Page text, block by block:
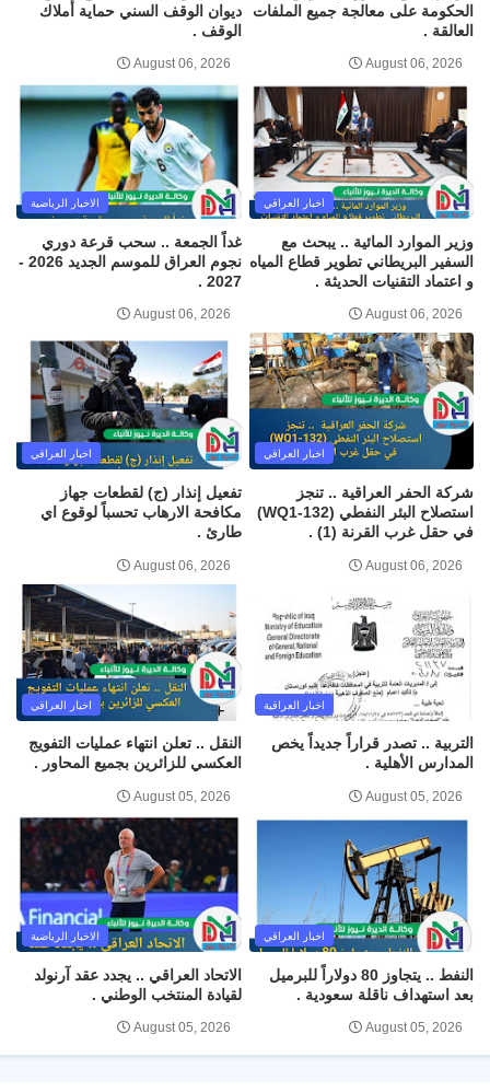
الحكومة على معالجة جميع الملفات
العالقة .
August 06, 2026
ديوان الوقف السني حماية أملاك
الوقف .
August 06, 2026
اخبار العراقي
وزير الموارد المائية .. يبحث مع
السفير البريطاني تطوير قطاع المياه
و اعتماد التقنيات الحديثة .
August 06, 2026
الاخبار الرياضية
غداً الجمعة .. سحب قرعة دوري
نجوم العراق للموسم الجديد 2026 -
2027 .
August 06, 2026
اخبار العراقي
شركة الحفر العراقية .. تنجز
استصلاح البئر النفطي (WQ1-132)
في حقل غرب القرنة (1) .
August 06, 2026
اخبار العراقي
تفعيل إنذار (ج) لقطعات جهاز
مكافحة الارهاب تحسباً لوقوع اي
طارئ .
August 06, 2026
اخبار العراقية
التربية .. تصدر قراراً جديداً يخص
المدارس الأهلية .
August 05, 2026
اخبار العراقي
النقل .. تعلن انتهاء عمليات التفويج
العكسي للزائرين بجميع المحاور .
August 05, 2026
اخبار العراقي
النفط .. يتجاوز 80 دولاراً للبرميل
بعد استهداف ناقلة سعودية .
August 05, 2026
الاخبار الرياضية
الاتحاد العراقي .. يجدد عقد آرنولد
لقيادة المنتخب الوطني .
August 05, 2026